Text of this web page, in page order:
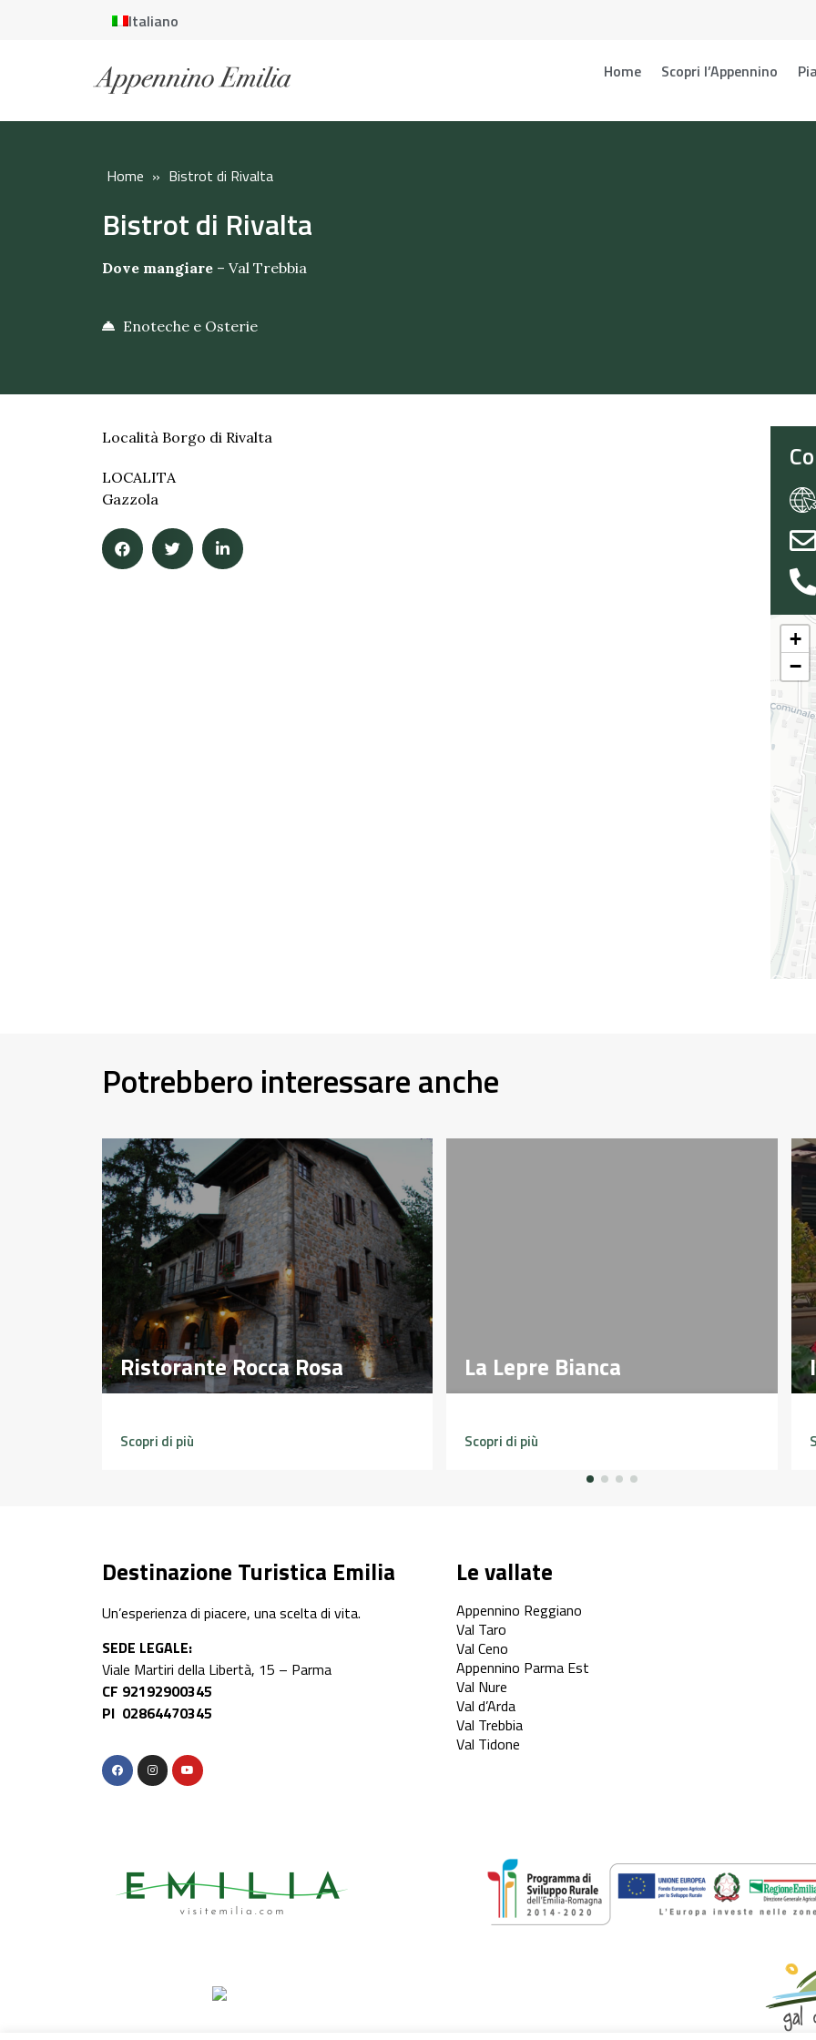
Italiano
Home Scopri l’Appennino
Home » Bistrot di Rivalta
Bistrot di Rivalta
Dove mangiare – Val Trebbia
Enoteche e Osterie
Località Borgo di Rivalta
LOCALITA
Gazzola
+
−
Potrebbero interessare anche
Ristorante Rocca Rosa
Ristorante Rocca Rosa
Scopri di più
La Lepre Bianca
La Lepre Bianca
Scopri di più
Destinazione Turistica Emilia
Un’esperienza di piacere, una scelta di vita.
SEDE LEGALE:
Viale Martiri della Libertà, 15 – Parma
CF 92192900345
PI 02864470345
Le vallate
Appennino Reggiano
Val Taro
Val Ceno
Appennino Parma Est
Val Nure
Val d’Arda
Val Trebbia
Val Tidone